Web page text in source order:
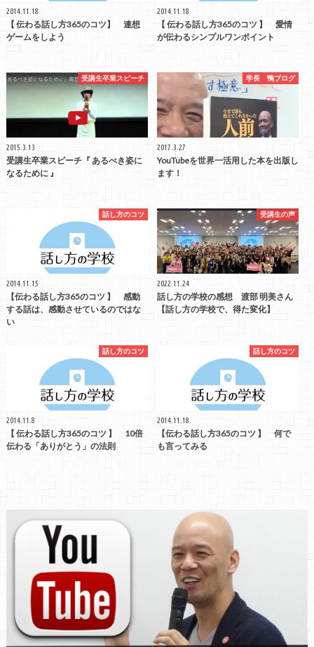
2014.11.18
【 伝わる話し方365のコツ】 連想
ゲームをしよう
2014.11.18
【 伝わる話し方365のコツ 】 愛情
が伝わるシンプルワンポイント
受講生卒業スピーチ
2015.3.13
受講生卒業スピーチ『 あるべき姿に
なるために 』
学長 鴨ブログ
2017.3.27
YouTubeを世界一活用した本を出版し
ます！
話し方のコツ
2014.11.15
【伝わる話し方365のコツ 】 感動
する話は、感動させているのではな
い
受講生の声
2022.11.24
話し方の学校の感想 渡部 明美さん
【話し方の学校で、得た変化】
話し方のコツ
2014.11.8
【 伝わる話し方365のコツ 】 10倍
伝わる「ありがとう」の法則
話し方のコツ
2014.11.18
【伝わる話し方365のコツ 】 何で
も言ってみる